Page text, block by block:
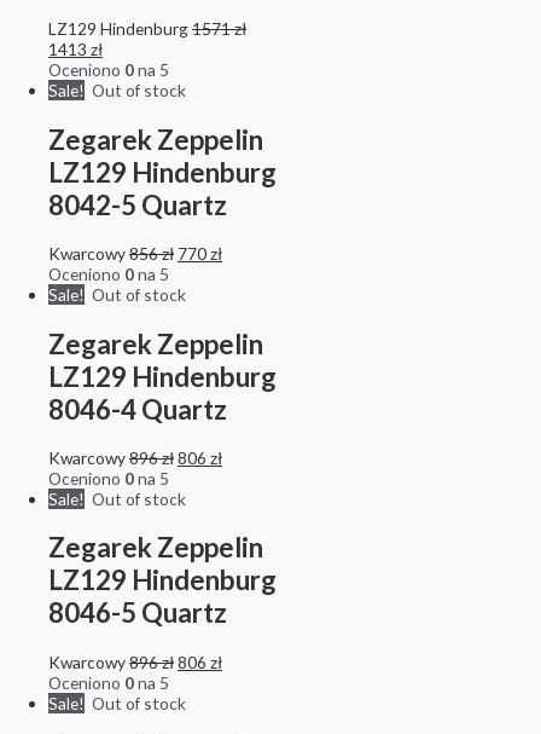
LZ129 Hindenburg1571zł
1413 zł
Oceniono 0na 5
Sale! Out of stock
Zegarek Zeppelin
LZ129 Hindenburg
8042-5 Quartz
Kwarcowy856zł 770zł
Oceniono 0na 5
Sale! Out of stock
Zegarek Zeppelin
LZ129 Hindenburg
8046-4 Quartz
Kwarcowy896zł806 zł
Oceniono 0na 5
Sale! Out of stock
Zegarek Zeppelin
LZ129 Hindenburg
8046-5 Quartz
Kwarcowy896zł806 zł
Oceniono 0na 5
Sale! Out of stock